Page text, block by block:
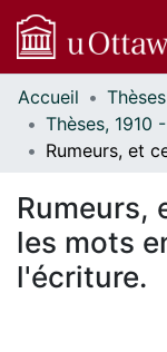
Communautés
et collections
Parcourir
À propos
Accueil
Rumeurs,
les mots
l'écriture.